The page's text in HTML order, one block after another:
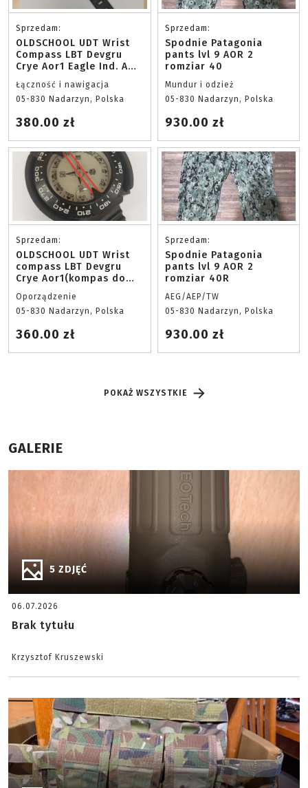
Sprzedam:
OLDSCHOOL UDT Wrist
Compass LBT Devgru
Crye Aor1 Eagle Ind. AWS
S&S Wilcox
Łączność i nawigacja
05-830 Nadarzyn, Polska
380.00 zł
Sprzedam:
Spodnie Patagonia
pants lvl 9 AOR 2
romziar 40
Mundur i odzież
05-830 Nadarzyn, Polska
930.00 zł
Sprzedam:
OLDSCHOOL UDT Wrist
compass LBT Devgru
Crye Aor1(kompas do
nurkowania)
Oporządzenie
05-830 Nadarzyn, Polska
360.00 zł
Sprzedam:
Spodnie Patagonia
pants lvl 9 AOR 2
romziar 40R
AEG/AEP/TW
05-830 Nadarzyn, Polska
930.00 zł
POKAŻ WSZYSTKIE
GALERIE
5 ZDJĘĆ
06.07.2026
Brak tytułu
Krzysztof Kruszewski